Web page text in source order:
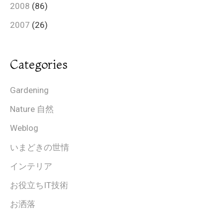
2008 (86)
2007 (26)
Categories
Gardening
Nature 自然
Weblog
いまどきの世情
インテリア
お役立ちIT技術
お洒落